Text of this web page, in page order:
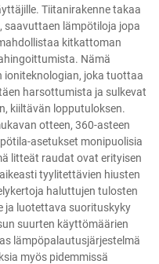
Tiitanirakenne takaa
saavuttaen lämpötiloja jopa
kitkattoman
Nämä
ioniteknologian, joka tuottaa
harsottumista ja sulkevat
kiiltävän lopputuloksen.
otteen, 360-asteen
asetukset monipuolisia
litteät raudat ovat erityisen
tyylitettävien hiusten
haluttujen tulosten
ja luotettava suorituskyky
suurten käyttömäärien
lämpöpalautusjärjestelmä
myös pidemmissä